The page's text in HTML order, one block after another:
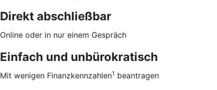
Direkt abschließbar
Online oder in nur einem Gespräch
Einfach und unbürokratisch
Mit wenigen Finanzkennzahlen1 beantragen